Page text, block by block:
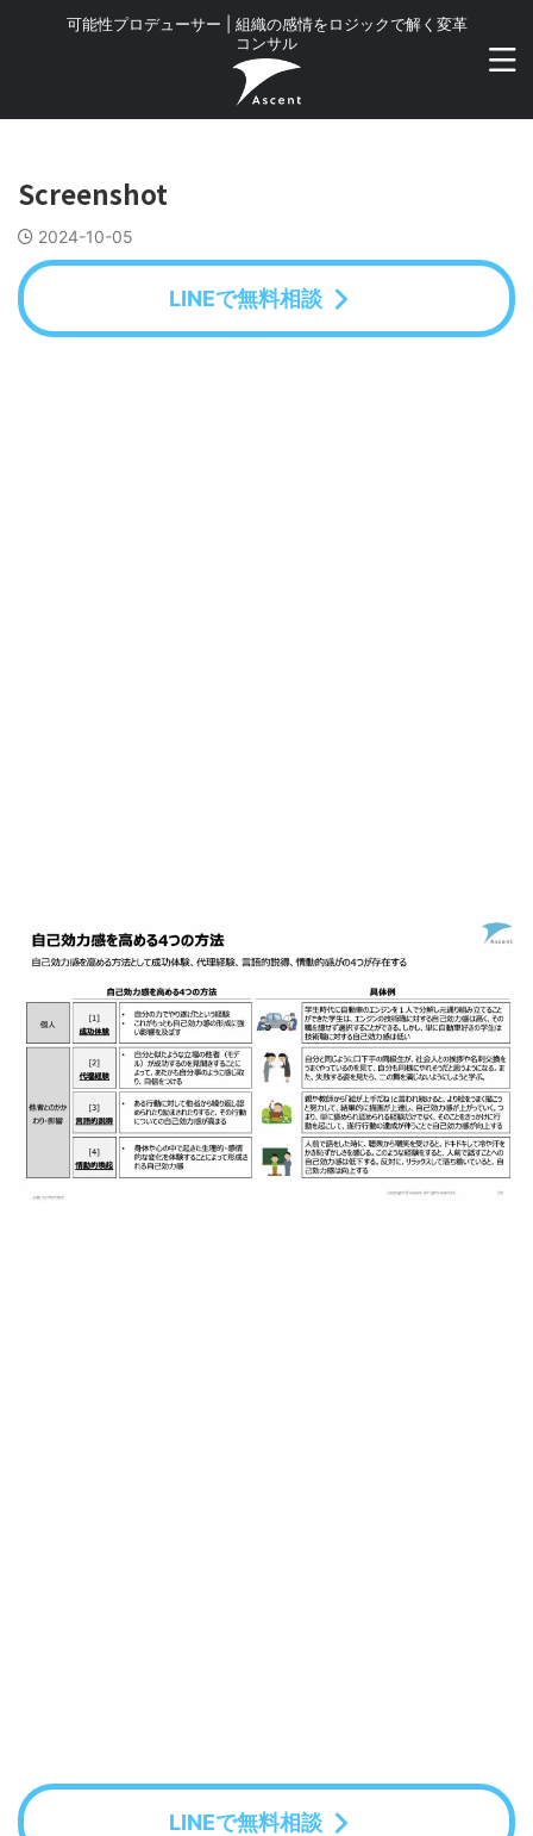
可能性プロデューサー | 組織の感情をロジックで解く変革
コンサル
Screenshot
2024-10-05
LINEで無料相談
LINEで無料相談